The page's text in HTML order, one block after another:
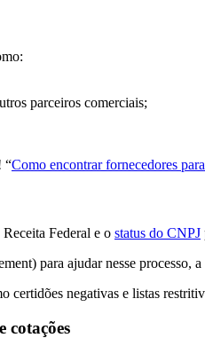
parceiros comerciais;
“Como encontrar fornecedores
Federal e o status do CNPJ
para ajudar nesse processo,
certidões negativas e listas
cotações